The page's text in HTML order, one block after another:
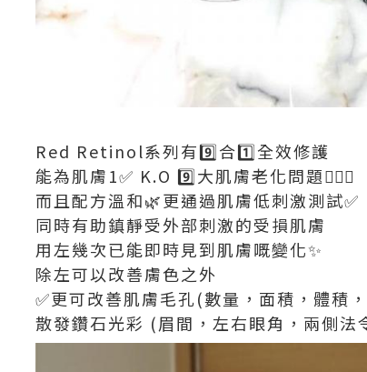
Red Retinol系列有9️⃣合1️⃣全效修護
能為肌膚1✅ K.O 9️⃣大肌膚老化問題🧏🏻‍♀️
而且配方溫和🌿更通過肌膚低刺激測試✅
同時有助鎮靜受外部刺激的受損肌膚
用左幾次已能即時見到肌膚嘅變化✨
除左可以改善膚色之外
✅更可改善肌膚毛孔(數量，面積，體積
散發鑽石光彩 (眉間，左右眼角，兩側法